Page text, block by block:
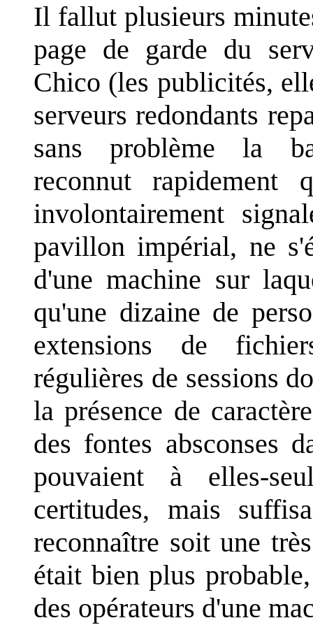
Il fallut plusieurs
page de garde du
Chico (les publicités,
serveurs redondants
sans problème la
reconnut
involontairement
pavillon impérial, ne
d'une machine sur
qu'une dizaine de
extensions de
régulières de sessions
la présence de
des fontes absconses
pouvaient à elles-
certitudes, mais
reconnaître soit une
était bien plus
des opérateurs d'une